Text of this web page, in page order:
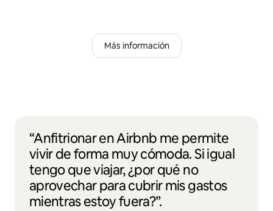
Más información
“Anfitrionar en Airbnb me permite
vivir de forma muy cómoda. Si igual
tengo que viajar, ¿por qué no
aprovechar para cubrir mis gastos
mientras estoy fuera?”.